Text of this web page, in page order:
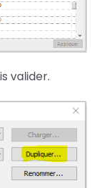
valider.